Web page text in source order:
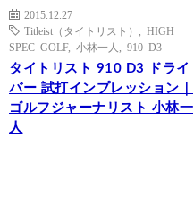
2015.12.27
Titleist（タイトリスト）
HIGH
SPEC GOLF, 小林一人 910 D3
タイトリスト 910 D3 ドライ
バー 試打インプレッション｜
ゴルフジャーナリスト 小林一
人